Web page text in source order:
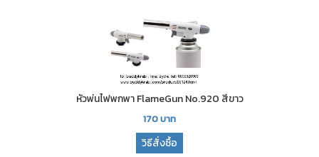
หัวพ่นไฟพกพา FlameGun No.920 สีขาว
170บาท
วิธีสั่งซื้อ